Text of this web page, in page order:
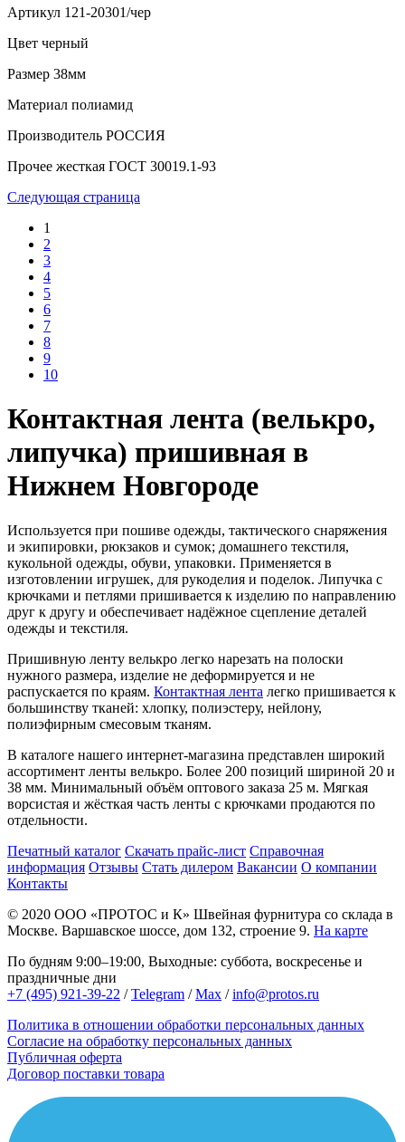
Артикул 121-20301/чер
Цвет черный
Размер 38мм
Материал полиамид
Производитель РОССИЯ
Прочее жесткая ГОСТ 30019.1-93
Следующая страница
1
2
3
4
5
6
7
8
9
10
Контактная лента (велькро,
липучка) пришивная в
Нижнем Новгороде
Используется при пошиве одежды, тактического снаряжения
и экипировки, рюкзаков и сумок; домашнего текстиля,
кукольной одежды, обуви, упаковки. Применяется в
изготовлении игрушек, для рукоделия и поделок. Липучка с
крючками и петлями пришивается к изделию по направлению
друг к другу и обеспечивает надёжное сцепление деталей
одежды и текстиля.
Пришивную ленту велькро легко нарезать на полоски
нужного размера, изделие не деформируется и не
распускается по краям. Контактная лента легко пришивается к
большинству тканей: хлопку, полиэстеру, нейлону,
полиэфирным смесовым тканям.
В каталоге нашего интернет-магазина представлен широкий
ассортимент ленты велькро. Более 200 позиций шириной 20 и
38 мм. Минимальный объём оптового заказа 25 м. Мягкая
ворсистая и жёсткая часть ленты с крючками продаются по
отдельности.
Печатный каталог Скачать прайс-лист Справочная
информация Отзывы Стать дилером Вакансии О компании
Контакты
© 2020 ООО «ПРОТОС и К» Швейная фурнитура со склада в
Москве. Варшавское шоссе, дом 132, строение 9. На карте
По будням 9:00–19:00, Выходные: суббота, воскресенье и
праздничные дни
+7 (495) 921-39-22 /Telegram /Max /info@protos.ru
Политика в отношении обработки персональных данных
Согласие на обработку персональных данных
Публичная оферта
Договор поставки товара